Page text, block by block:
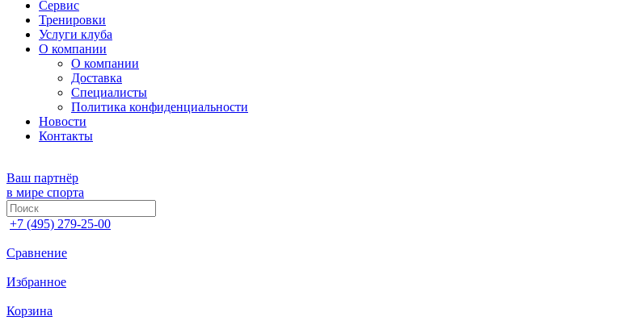
Сервис
Тренировки
Услуги клуба
О компании
О компании
Доставка
Специалисты
Политика конфиденциальности
Новости
Контакты
Ваш партнёр
в мире спорта
+7 (495) 279-25-00
Сравнение
Избранное
Корзина